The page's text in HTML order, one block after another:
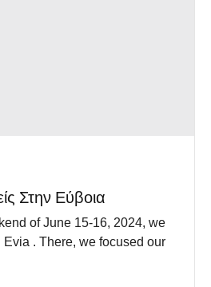
Στην Εύβοια
of June 15-16, 2024, we
. There, we focused our